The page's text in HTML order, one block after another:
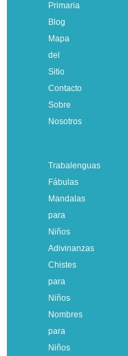
Primaria
Blog
Mapa
del
Sitio
Contacto
Sobre
Nosotros
Trabalenguas
Fábulas
Mandalas
para
Niños
Adivinanzas
Chistes
para
Niños
Nombres
para
Niños